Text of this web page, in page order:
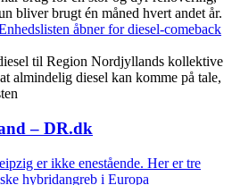
bliver brugt én måned hvert andet år.
åbner for diesel-comeback
til Region Nordjyllands kollektive
almindelig diesel kan komme på tale,
– DR.dk
er ikke enestående. Her er tre
hybridangreb i Europa